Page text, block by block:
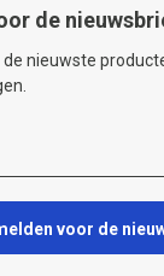
de
nieuwste
voor de